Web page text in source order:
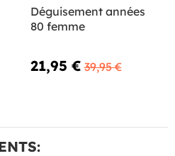
Déguisement années
80 femme
21,95 € 39,95 €